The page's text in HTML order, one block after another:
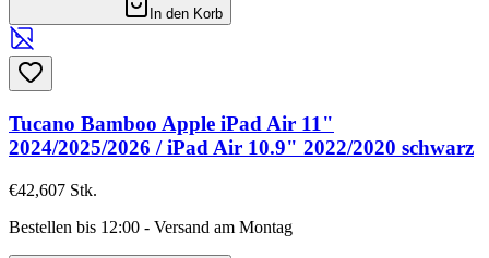
In den Korb
Tucano Bamboo Apple iPad Air 11"
2024/2025/2026 / iPad Air 10.9" 2022/2020 schwarz
€42,607 Stk.
Bestellen bis 12:00 - Versand am Montag